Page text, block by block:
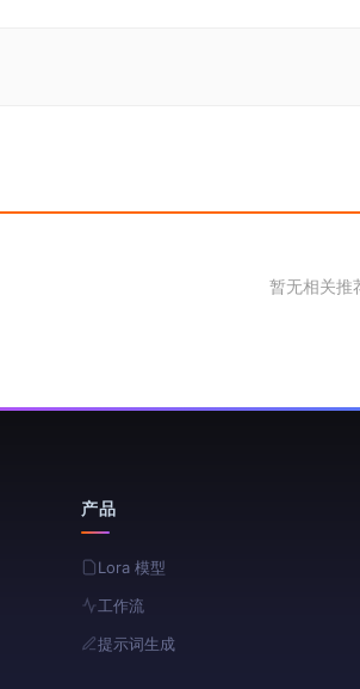
暂无相关推
产品
Lora 模型
工作流
提示词生成